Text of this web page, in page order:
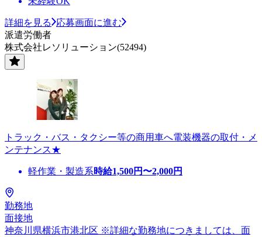
詳細を見る
応募画面に進む
派遣労働者
株式会社レソリューション(52494)
トラック・バス・タクシー等の商用車へ電装機器の取付・メ
ンテナンス★
軽作業・製造系時給1,500円〜2,000円
勤務地
面接地
神奈川県横浜市港北区 ※詳細な勤務地につきましては、面